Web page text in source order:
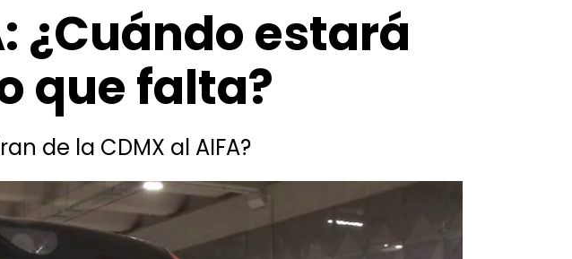
¿Cuándo estará
que falta?
de la CDMX al AIFA?